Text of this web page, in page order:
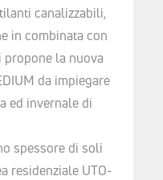
canalizzabili,
in combinata con
propone la nuova
da impiegare
ed invernale di
spessore di soli
residenziale UTO-